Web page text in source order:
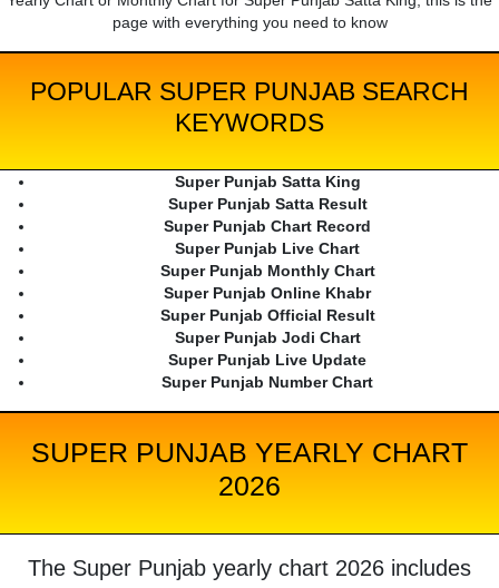
page with everything you need to know
POPULAR SUPER PUNJAB SEARCH
KEYWORDS
Super Punjab Satta King
Super Punjab Satta Result
Super Punjab Chart Record
Super Punjab Live Chart
Super Punjab Monthly Chart
Super Punjab Online Khabr
Super Punjab Official Result
Super Punjab Jodi Chart
Super Punjab Live Update
Super Punjab Number Chart
SUPER PUNJAB YEARLY CHART
2026
The Super Punjab yearly chart 2026 includes